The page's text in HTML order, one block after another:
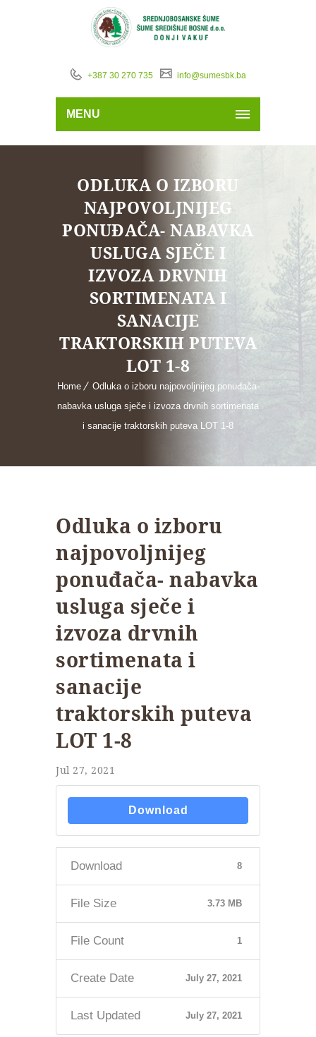
+387 30 270 735 info@sumesbk.ba
MENU
ODLUKA O IZBORU
NAJPOVOLJNIJEG
PONUĐAČA- NABAVKA
USLUGA SJEČE I
IZVOZA DRVNIH
SORTIMENATA I
SANACIJE
TRAKTORSKIH PUTEVA
LOT 1-8
Home
Odluka o izboru najpovoljnijeg ponuđača-
nabavka usluga sječe i izvoza drvnih sortimenata
i sanacije traktorskih puteva LOT 1-8
Odluka o izboru
najpovoljnijeg
ponuđača- nabavka
usluga sječe i
izvoza drvnih
sortimenata i
sanacije
traktorskih puteva
LOT 1-8
Jul 27, 2021
Download
Download 8
File Size 3.73 MB
File Count 1
Create Date July 27, 2021
Last Updated July 27, 2021